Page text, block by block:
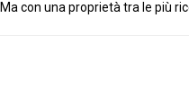
Ma con una proprietà tra le più